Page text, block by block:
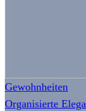
Gewohnheiten
Organisierte